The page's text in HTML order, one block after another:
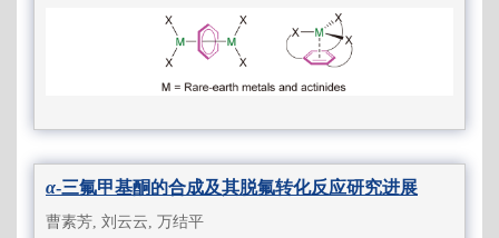
α-三氟甲基酮的合成及其脱氟转化反应研究进展
曹素芳, 刘云云, 万结平